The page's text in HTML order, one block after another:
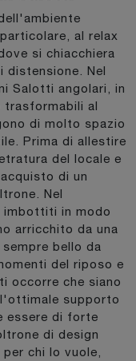
al relax
si chiacchiera
distensione. Nel
Salotti angolari, in
trasformabili al
di molto spazio
Prima di allestire
del locale e
di un
Nel
imbottiti in modo
arricchito da una
bello da
del riposo e
occorre che siano
supporto
essere di forte
di design
chi lo vuole,